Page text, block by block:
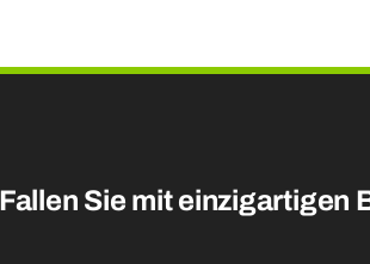
Fallen Sie mit einzigartigen